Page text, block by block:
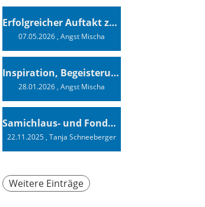
Erfolgreicher Auftakt zur Swiss Sailing Challenge League 2026
07.05.2026, Angst Mischa
Inspiration, Begeisterung - Ein Vortrag von Vendée-Globe-Finisher Oliver Heer
28.01.2026, Angst Mischa
Samichlaus- und Fonduabend
22.11.2025, Tanja Schneeberger
Weitere Einträge